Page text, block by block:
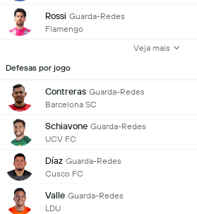
Rossi Guarda-Redes
Flamengo
Veja mais
Defesas por jogo
Contreras Guarda-Redes
Barcelona SC
Schiavone Guarda-Redes
UCV FC
Díaz Guarda-Redes
Cusco FC
Valle Guarda-Redes
LDU